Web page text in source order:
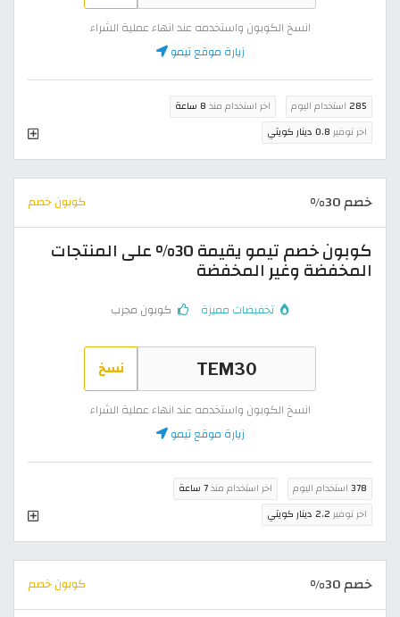
انسخ الكوبون واستخدمه عند انهاء عملية الشراء
زيارة موقع تيمو
285 استخدام اليوم اخر استخدام منذ 8 ساعة
اخر توفير 0.8 دينار كويتي
خصم 30% كوبون خصم
كوبون خصم تيمو يقيمة 30% على المنتجات
المخفضة وغير المخفضة
تخفيضات مميزة كوبون مجرب
نسخ
انسخ الكوبون واستخدمه عند انهاء عملية الشراء
زيارة موقع تيمو
378 استخدام اليوم اخر استخدام منذ7 ساعة
اخر توفير 2.2 دينار كويتي
خصم 30% كوبون خصم